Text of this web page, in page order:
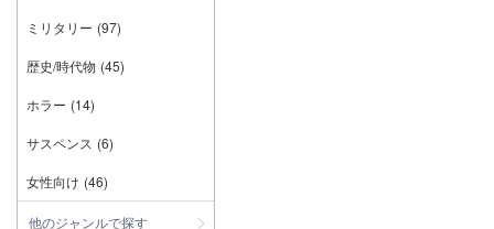
ミリタリー (97)
歴史/時代物 (45)
ホラー (14)
サスペンス (6)
女性向け (46)
他のジャンルで探す